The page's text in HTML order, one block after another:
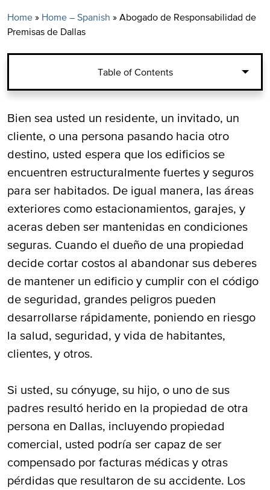
Home » Home – Spanish » Abogado de Responsabilidad de
Premisas de Dallas
Table of Contents
Experimentados Abogados de
Responsabilidad de Premisas
Representando a Víctimas de Heridas
Fui Herido(a) en la Propiedad de Otra
Persona en Texas, ¿Tengo una
Reclamación de Daño Personal?
¿Quién Pagará Mis Facturas Médicas de Mi
Resbale y Caída Accidental en Fort Worth?
Bien sea usted un residente, un invitado, un
cliente, o una persona pasando hacia otro
destino, usted espera que los edificios se
encuentren estructuralmente fuertes y seguros
para ser habitados. De igual manera, las áreas
exteriores como estacionamientos, garajes, y
aceras deben ser mantenidas en condiciones
seguras. Cuando el dueño de una propiedad
decide cortar costos al abandonar sus deberes
de mantener un edificio y cumplir con el código
de seguridad, grandes peligros pueden
desarrollarse rápidamente, poniendo en riesgo
la salud, seguridad, y vida de habitantes,
clientes, y otros.
Si usted, su cónyuge, su hijo, o uno de sus
padres resultó herido en la propiedad de otra
persona en Dallas, incluyendo propiedad
comercial, usted podría ser capaz de ser
compensado por facturas médicas y otras
pérdidas que resultaron de su accidente. Los